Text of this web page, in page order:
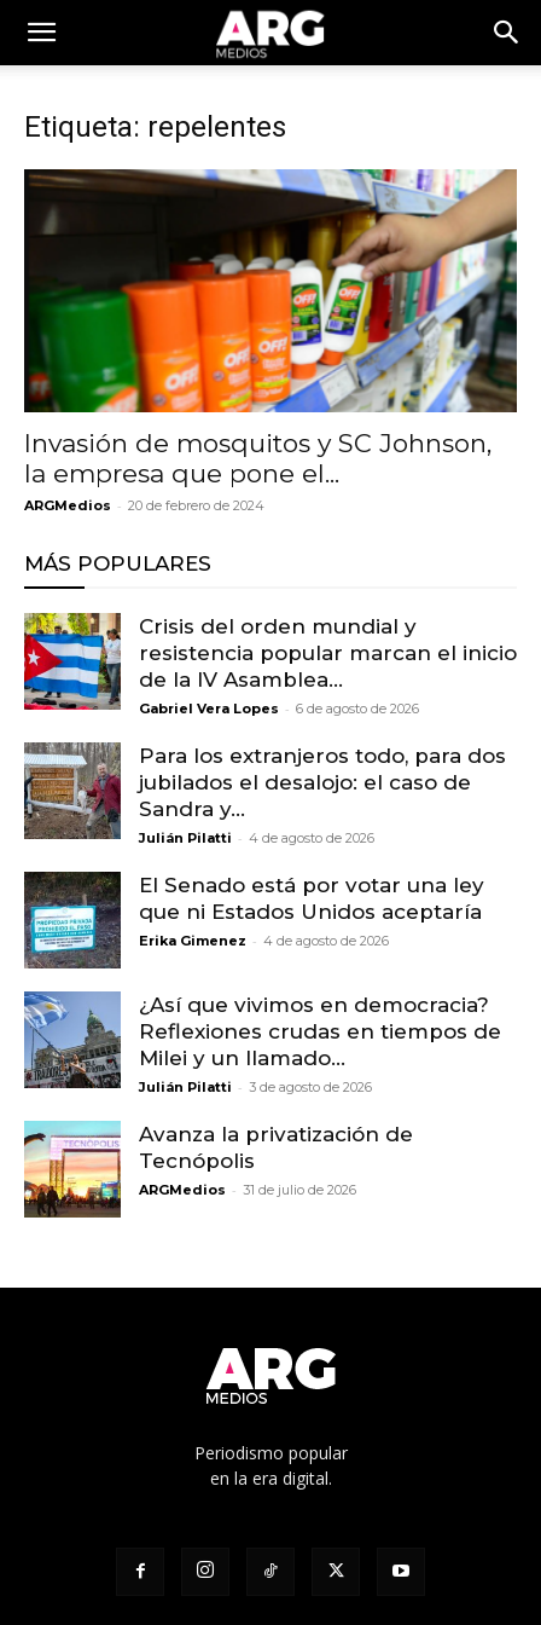
Etiqueta: repelentes
Invasión de mosquitos y SC Johnson,
la empresa que pone el...
ARGMedios - 20 de febrero de 2024
MÁS POPULARES
Crisis del orden mundial y
resistencia popular marcan el inicio
de la IV Asamblea...
Gabriel Vera Lopes - 6 de agosto de 2026
Para los extranjeros todo, para dos
jubilados el desalojo: el caso de
Sandra y...
Julián Pilatti - 4 de agosto de 2026
El Senado está por votar una ley
que ni Estados Unidos aceptaría
Erika Gimenez - 4 de agosto de 2026
¿Así que vivimos en democracia?
Reflexiones crudas en tiempos de
Milei y un llamado...
Julián Pilatti - 3 de agosto de 2026
Avanza la privatización de
Tecnópolis
ARGMedios - 31 de julio de 2026
Periodismo popular
en la era digital.